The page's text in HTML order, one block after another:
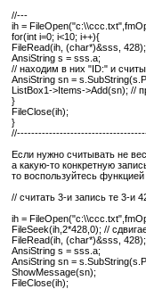
//---
ih =
for(int i=0; i<10; i++){
FileRead(ih, (char*)&sss,
AnsiString s = sss.a;
// находим в них "ID:" и
AnsiString sn =
ListBox1->Items->Add(sn); //
}
FileClose(ih);
}
Если нужно считывать не
а какую-то конкретную
то воспользуйтесь
// считать 3-и запись те 3-и
ih =
FileSeek(ih,2*428,0); //
FileRead(ih, (char*)&sss, 428);
AnsiString s = sss.a;
AnsiString sn =
ShowMessage(sn);
FileClose(ih);